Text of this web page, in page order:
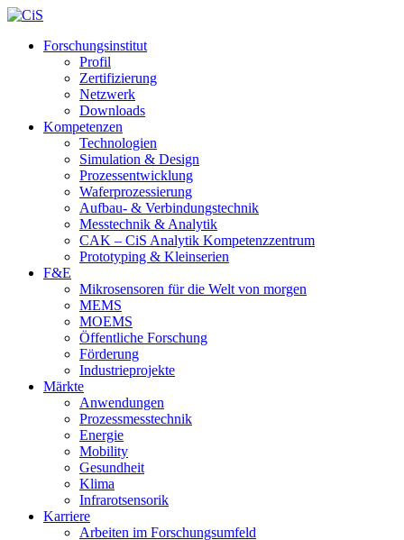
Forschungsinstitut
Profil
Zertifizierung
Netzwerk
Downloads
Kompetenzen
Technologien
Simulation & Design
Prozessentwicklung
Waferprozessierung
Aufbau- & Verbindungstechnik
Messtechnik & Analytik
CAK – CiS Analytik Kompetenzzentrum
Prototyping & Kleinserien
F&E
Mikrosensoren für die Welt von morgen
MEMS
MOEMS
Öffentliche Forschung
Förderung
Industrieprojekte
Märkte
Anwendungen
Prozessmesstechnik
Energie
Mobility
Gesundheit
Klima
Infrarotsensorik
Karriere
Arbeiten im Forschungsumfeld